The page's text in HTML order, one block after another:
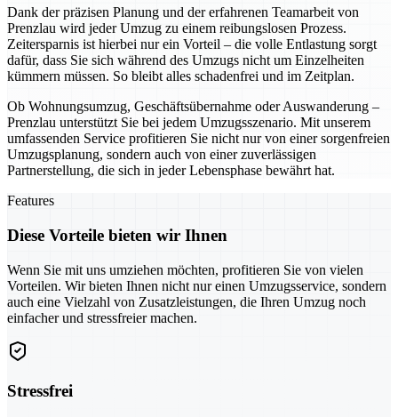
Dank der präzisen Planung und der erfahrenen Teamarbeit von
Prenzlau wird jeder Umzug zu einem reibungslosen Prozess.
Zeitersparnis ist hierbei nur ein Vorteil – die volle Entlastung sorgt
dafür, dass Sie sich während des Umzugs nicht um Einzelheiten
kümmern müssen. So bleibt alles schadenfrei und im Zeitplan.
Ob Wohnungsumzug, Geschäftsübernahme oder Auswanderung –
Prenzlau unterstützt Sie bei jedem Umzugsszenario. Mit unserem
umfassenden Service profitieren Sie nicht nur von einer sorgenfreien
Umzugsplanung, sondern auch von einer zuverlässigen
Partnerstellung, die sich in jeder Lebensphase bewährt hat.
Features
Diese Vorteile bieten wir Ihnen
Wenn Sie mit uns umziehen möchten, profitieren Sie von vielen
Vorteilen. Wir bieten Ihnen nicht nur einen Umzugsservice, sondern
auch eine Vielzahl von Zusatzleistungen, die Ihren Umzug noch
einfacher und stressfreier machen.
Stressfrei